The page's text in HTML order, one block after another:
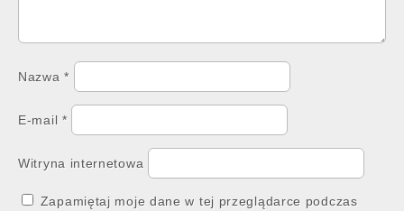
Nazwa*
E-mail *
Witryna internetowa
Zapamiętaj moje dane w tej przeglądarce podczas